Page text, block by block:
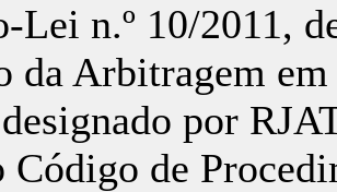
Lei n.º 10/2011,
da Arbitragem
designado por
Código de